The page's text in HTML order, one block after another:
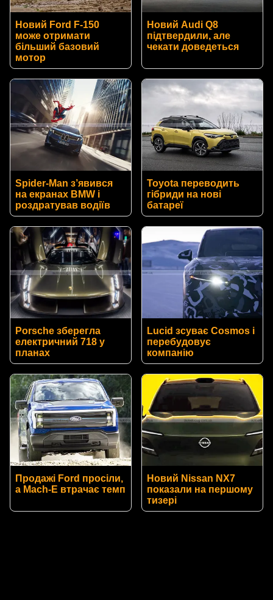
Новий Ford F-150
може отримати
більший базовий
мотор
Новий Audi Q8
підтвердили, але
чекати доведеться
Spider-Man з’явився
на екранах BMW і
роздратував водіїв
Toyota переводить
гібриди на нові
батареї
Porsche зберегла
електричний 718 у
планах
Lucid зсуває Cosmos і
перебудовує
компанію
Продажі Ford просіли,
а Mach-E втрачає темп
Новий Nissan NX7
показали на першому
тизері